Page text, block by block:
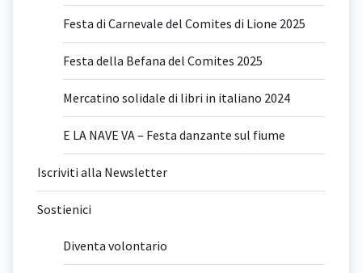
Festa di Carnevale del Comites di Lione 2025
Festa della Befana del Comites 2025
Mercatino solidale di libri in italiano 2024
E LA NAVE VA – Festa danzante sul fiume
Iscriviti alla Newsletter
Sostienici
Diventa volontario